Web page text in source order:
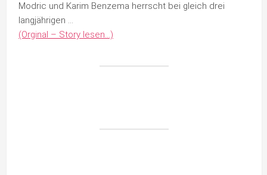
Modric und Karim Benzema herrscht bei gleich drei
langjährigen …
(Orginal – Story lesen…)